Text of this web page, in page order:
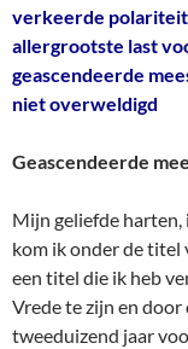
verkeerde
allergrootste last
geascendeerde
niet overweldigd
Geascendeerde
Mijn geliefde harten,
kom ik onder de titel
een titel die ik heb
Vrede te zijn en door
tweeduizend jaar